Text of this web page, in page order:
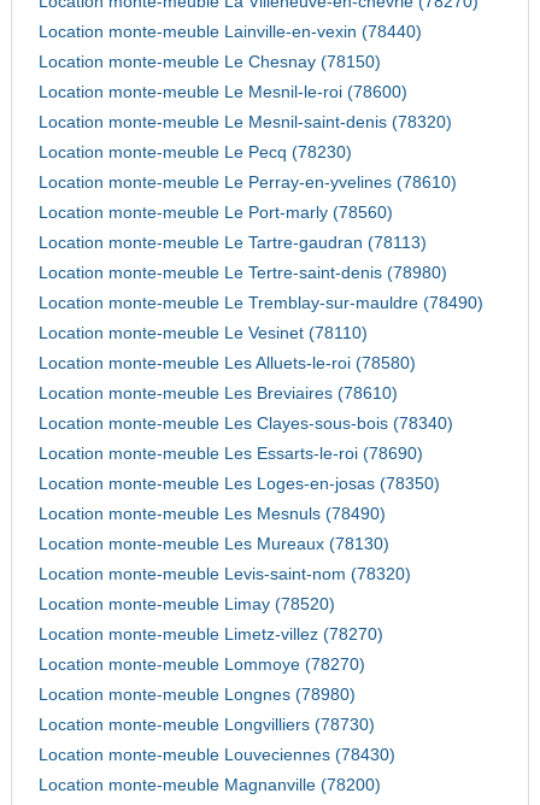
Location monte-meuble Lainville-en-vexin (78440)
Location monte-meuble Le Chesnay (78150)
Location monte-meuble Le Mesnil-le-roi (78600)
Location monte-meuble Le Mesnil-saint-denis (78320)
Location monte-meuble Le Pecq (78230)
Location monte-meuble Le Perray-en-yvelines (78610)
Location monte-meuble Le Port-marly (78560)
Location monte-meuble Le Tartre-gaudran (78113)
Location monte-meuble Le Tertre-saint-denis (78980)
Location monte-meuble Le Tremblay-sur-mauldre (78490)
Location monte-meuble Le Vesinet (78110)
Location monte-meuble Les Alluets-le-roi (78580)
Location monte-meuble Les Breviaires (78610)
Location monte-meuble Les Clayes-sous-bois (78340)
Location monte-meuble Les Essarts-le-roi (78690)
Location monte-meuble Les Loges-en-josas (78350)
Location monte-meuble Les Mesnuls (78490)
Location monte-meuble Les Mureaux (78130)
Location monte-meuble Levis-saint-nom (78320)
Location monte-meuble Limay (78520)
Location monte-meuble Limetz-villez (78270)
Location monte-meuble Lommoye (78270)
Location monte-meuble Longnes (78980)
Location monte-meuble Longvilliers (78730)
Location monte-meuble Louveciennes (78430)
Location monte-meuble Magnanville (78200)